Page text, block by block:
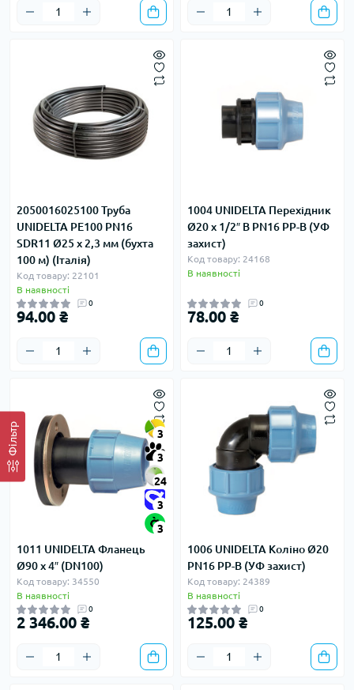
Фільтр
2050016025100 Труба
UNIDELTA PE100 PN16
SDR11 Ø25 х 2,3 мм (бухта
100 м) (Італія)
Код товару: 22101
В наявності
0
94.00 ₴
1004 UNIDELTA Перехідник
Ø20 х 1/2″ В PN16 PP-B (УФ
захист)
Код товару: 24168
В наявності
0
78.00 ₴
3
3
24
3
3
1011 UNIDELTA Фланець
Ø90 х 4″ (DN100)
Код товару: 34550
В наявності
0
2 346.00 ₴
1006 UNIDELTA Коліно Ø20
PN16 PP-B (УФ захист)
Код товару: 24389
В наявності
0
125.00 ₴